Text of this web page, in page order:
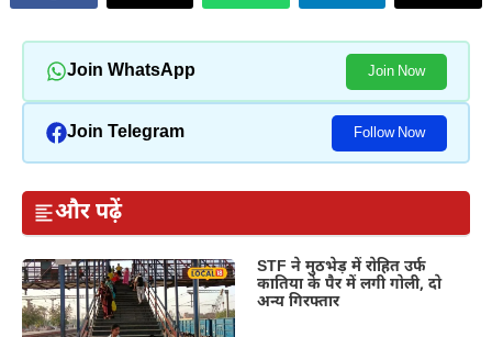
Join WhatsApp Join Now
Join Telegram Follow Now
और पढ़ें
STF ने मुठभेड़ में रोहित उर्फ
कातिया के पैर में लगी गोली, दो
अन्य गिरफ्तार